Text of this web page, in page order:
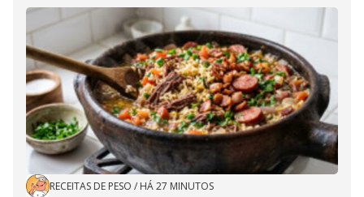
RECEITAS DE PESO / HÁ 27 MINUTOS